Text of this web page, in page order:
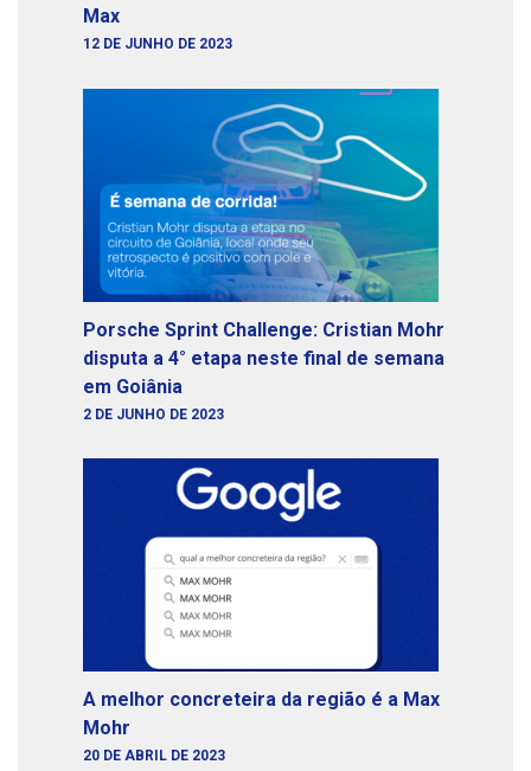
Max
12 DE JUNHO DE 2023
Porsche Sprint Challenge: Cristian Mohr
disputa a 4° etapa neste final de semana
em Goiânia
2 DE JUNHO DE 2023
A melhor concreteira da região é a Max
Mohr
20 DE ABRIL DE 2023